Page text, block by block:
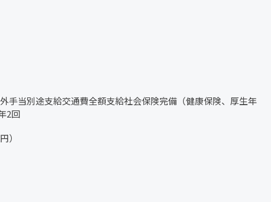
当別途支給交通費全額支給社会保険完備（健康保険、厚生年
2回
）